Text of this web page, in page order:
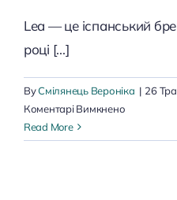
Lea — це іспанський
році [...]
ByСмілянець Вероніка | 26
Коментарі Вимкненодо
Read More